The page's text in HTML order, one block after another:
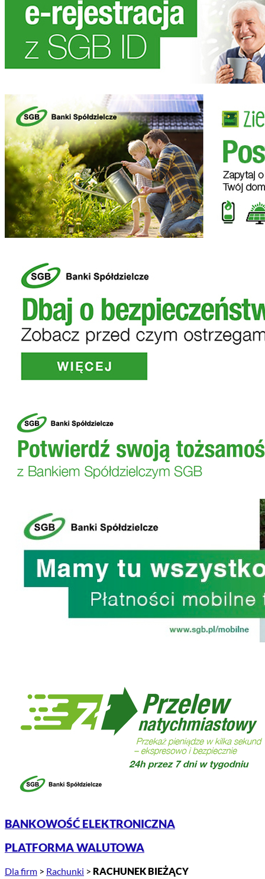
BANKOWOŚĆ ELEKTRONICZNA
PLATFORMA WALUTOWA
Dla firm > Rachunki > RACHUNEK BIEŻĄCY